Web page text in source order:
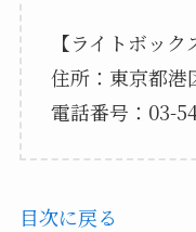
【ライトボック
住所：東京都港
電話番号：03-
目次に戻る